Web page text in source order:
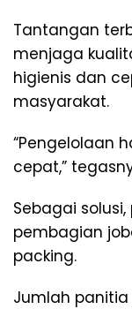
Tantangan
menjaga
higienis dan
masyarakat.
“Pengelolaan
cepat,”
Sebagai
pembagian
packing.
Jumlah